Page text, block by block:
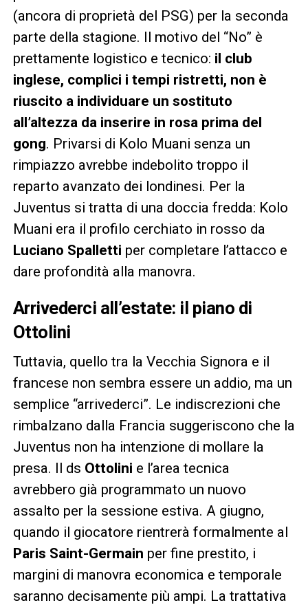
(ancora di proprietà del PSG) per la seconda
parte della stagione. Il motivo del “No” è
prettamente logistico e tecnico: il club
inglese, complici i tempi ristretti, non è
riuscito a individuare un sostituto
all’altezza da inserire in rosa prima del
gong. Privarsi di Kolo Muani senza un
rimpiazzo avrebbe indebolito troppo il
reparto avanzato dei londinesi. Per la
Juventus si tratta di una doccia fredda: Kolo
Muani era il profilo cerchiato in rosso da
Luciano Spalletti per completare l’attacco e
dare profondità alla manovra.
Arrivederci all’estate: il piano di
Ottolini
Tuttavia, quello tra la Vecchia Signora e il
francese non sembra essere un addio, ma un
semplice “arrivederci”. Le indiscrezioni che
rimbalzano dalla Francia suggeriscono che la
Juventus non ha intenzione di mollare la
presa. Il ds Ottolini e l’area tecnica
avrebbero già programmato un nuovo
assalto per la sessione estiva. A giugno,
quando il giocatore rientrerà formalmente al
Paris Saint-Germain per fine prestito, i
margini di manovra economica e temporale
saranno decisamente più ampi. La trattativa